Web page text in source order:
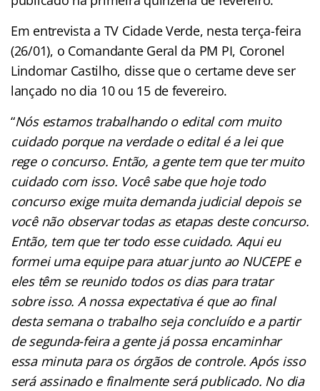
Em entrevista a TV Cidade Verde, nesta terça-feira
(26/01), o Comandante Geral da PM PI, Coronel
Lindomar Castilho, disse que o certame deve ser
lançado no dia 10 ou 15 de fevereiro.
“Nós estamos trabalhando o edital com muito
cuidado porque na verdade o edital é a lei que
rege o concurso. Então, a gente tem que ter muito
cuidado com isso. Você sabe que hoje todo
concurso exige muita demanda judicial depois se
você não observar todas as etapas deste concurso.
Então, tem que ter todo esse cuidado. Aqui eu
formei uma equipe para atuar junto ao NUCEPE e
eles têm se reunido todos os dias para tratar
sobre isso. A nossa expectativa é que ao final
desta semana o trabalho seja concluído e a partir
de segunda-feira a gente já possa encaminhar
essa minuta para os órgãos de controle. Após isso
será assinado e finalmente será publicado. No dia